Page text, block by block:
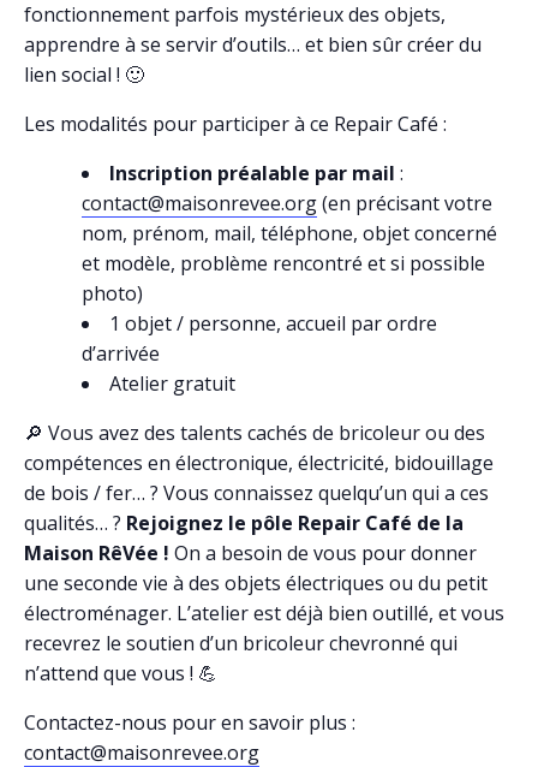
fonctionnement parfois mystérieux des objets,
apprendre à se servir d’outils… et bien sûr créer du
lien social ! 🙂
Les modalités pour participer à ce Repair Café :
Inscription préalable par mail :
contact@maisonrevee.org(en précisant votre
nom, prénom, mail, téléphone, objet concerné
et modèle, problème rencontré et si possible
photo)
1 objet / personne, accueil par ordre
d’arrivée
Atelier gratuit
🔎 Vous avez des talents cachés de bricoleur ou des
compétences en électronique, électricité, bidouillage
de bois / fer… ? Vous connaissez quelqu’un qui a ces
qualités… ? Rejoignez le pôle Repair Café de la
Maison RêVée ! On a besoin de vous pour donner
une seconde vie à des objets électriques ou du petit
électroménager. L’atelier est déjà bien outillé, et vous
recevrez le soutien d’un bricoleur chevronné qui
n’attend que vous ! 💪
Contactez-nous pour en savoir plus :
contact@maisonrevee.org